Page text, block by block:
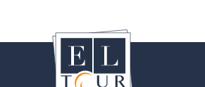
4 дня-заезд по понедельникам
5 дней-заезд по понедельникам
6 дней-заезд по понедельникам